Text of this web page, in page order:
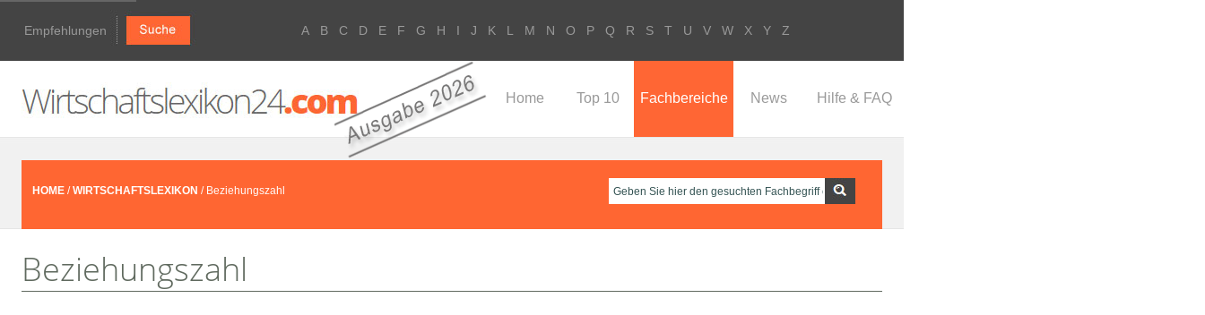
Empfehlungen A B C D E F G H I J K L M N O P Q R S T U V W X Y Z
Home Top 10 Fachbereiche News Hilfe & FAQ
HOME /WIRTSCHAFTSLEXIKON / Beziehungszahl
Beziehungszahl